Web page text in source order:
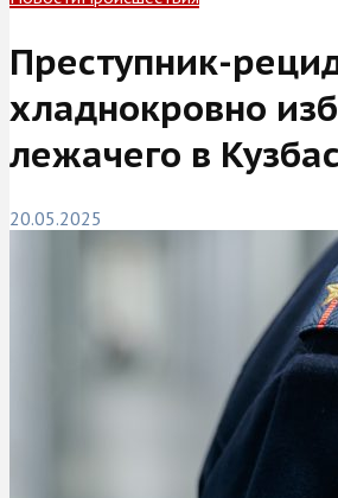
Преступник-
хладнокровно
лежачего в
20.05.2025